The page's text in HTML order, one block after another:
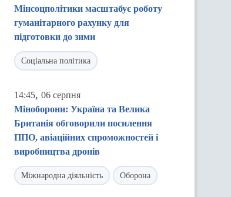
Мінсоцполітики масштабує роботу
гуманітарного рахунку для
підготовки до зими
Соціальна політика
14:45, 06 серпня
Міноборони: Україна та Велика
Британія обговорили посилення
ППО, авіаційних спроможностей і
виробництва дронів
Міжнародна діяльність Оборона